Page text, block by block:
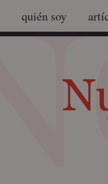
quién soy